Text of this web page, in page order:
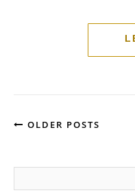
OLDER POSTS